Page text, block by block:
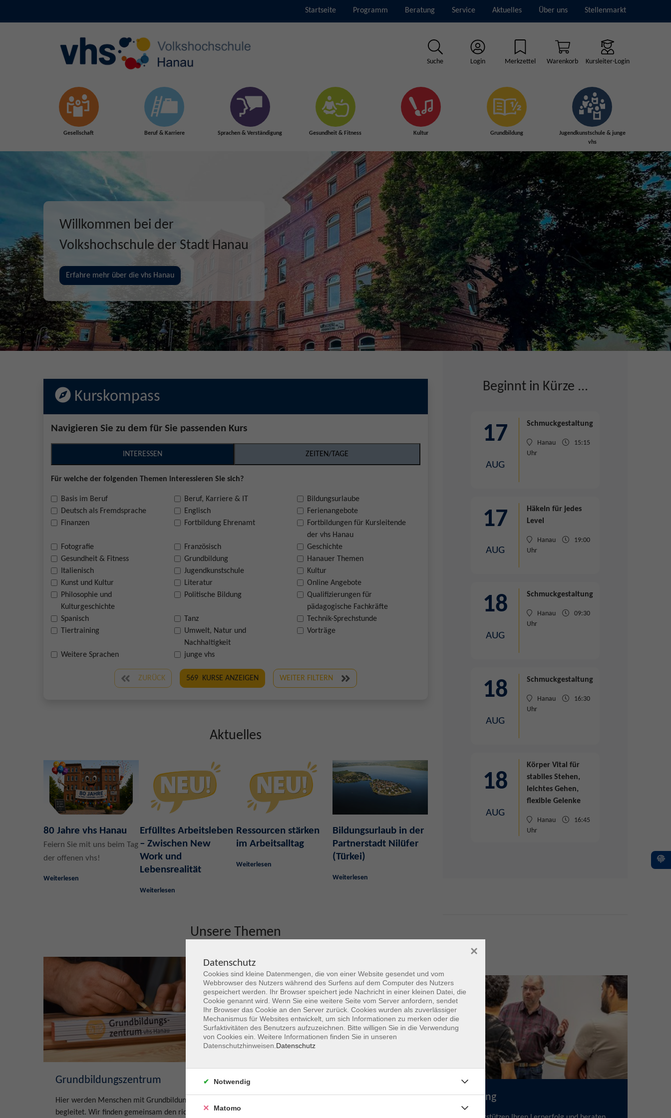
Startseite Programm Beratung Service Aktuelles Über uns Stellenmarkt
Suche Login Merkzettel Warenkorb Kursleiter-Login
Gesellschaft Beruf & Karriere Sprachen & Verständigung Gesundheit & Fitness Kultur Grundbildung
Jugendkunstschule & junge
vhs
Gemeinsam Zukunft entdecken,
erschaffen, erleben
Kurskompass
Navigieren Sie zu dem für Sie passenden Kurs
INTERESSEN ZEITEN/TAGE
Für welche der folgenden Themen interessieren Sie sich?
Basis im Beruf Beruf, Karriere & IT
Bildungsurlaube
Deutsch als Fremdsprache
Englisch
Ferienangebote
Finanzen
Fortbildung Ehrenamt
Fortbildungen für Kursleitende
der vhs Hanau
Fotografie
Französisch
Geschichte
Gesundheit & Fitness
Grundbildung
Hanauer Themen
Italienisch
Jugendkunstschule
Kultur
Kunst und Kultur
Literatur
Online Angebote
Philosophie und
Kulturgeschichte
Politische Bildung
Qualifizierungen für
pädagogische Fachkräfte
Spanisch
Tanz
Technik-Sprechstunde
Tiertraining
Umwelt, Natur und
Nachhaltigkeit
Vorträge
Weitere Sprachen junge vhs
ZURÜCK 569 KURSE ANZEIGEN WEITER FILTERN
Aktuelles
80 Jahre vhs Hanau
Feiern Sie mit uns beim Tag
der offenen vhs!
Weiterlesen
Erfülltes Arbeitsleben
– Zwischen New
Work und
Lebensrealität
Weiterlesen
Ressourcen stärken
im Arbeitsalltag
Weiterlesen
Bildungsurlaub in der
Partnerstadt Nilüfer
(Türkei)
Weiterlesen
Unsere Themen
Grundbildungszentrum
Hier werden Menschen mit Grundbildungsbedarf
begleitet. Wir finden gemeinsam den richtigen
Beginnt in Kürze ...
17
AUG
Schmuckgestaltung
Hanau
15:15
Uhr
17
AUG
Häkeln für jedes
Level
Hanau
19:00
Uhr
18
AUG
Schmuckgestaltung
Hanau
09:30
Uhr
18
AUG
Schmuckgestaltung
Hanau
16:30
Uhr
18
AUG
Körper Vital für
stabiles Stehen,
leichtes Gehen,
flexible Gelenke
Hanau
16:45
Uhr
Service
Beratung
Datenschutz
Cookies sind kleine Datenmengen, die von einer Website gesendet und vom
Webbrowser des Nutzers während des Surfens auf dem Computer des Nutzers
gespeichert werden. Ihr Browser speichert jede Nachricht in einer kleinen Datei, die
Cookie genannt wird. Wenn Sie eine weitere Seite vom Server anfordern, sendet
Ihr Browser das Cookie an den Server zurück. Cookies wurden als zuverlässiger
Mechanismus für Websites entwickelt, um sich Informationen zu merken oder die
Surfaktivitäten des Benutzers aufzuzeichnen. Bitte willigen Sie in die Verwendung
von Cookies ein. Weitere Informationen finden Sie in unseren
Datenschutzhinweisen. Datenschutz
×
Notwendig
Matomo